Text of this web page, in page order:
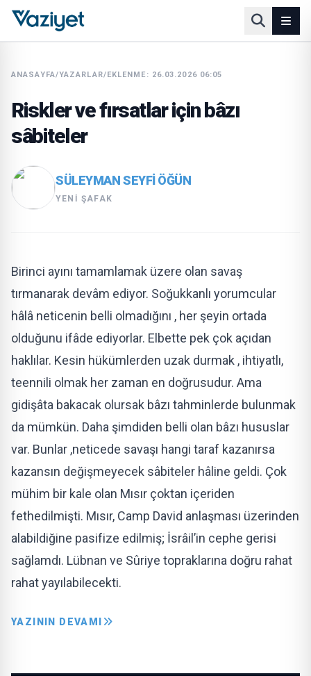
ANASAYFA/YAZARLAR/EKLENME: 26.03.2026 06:05
Riskler ve fırsatlar için bâzı
sâbiteler
SÜLEYMAN SEYFI ÖĞÜN
YENI ŞAFAK
Birinci ayını tamamlamak üzere olan savaş
tırmanarak devâm ediyor. Soğukkanlı yorumcular
hâlâ neticenin belli olmadığını , her şeyin ortada
olduğunu ifâde ediyorlar. Elbette pek çok açıdan
haklılar. Kesin hükümlerden uzak durmak , ihtiyatlı,
teennili olmak her zaman en doğrusudur. Ama
gidişâta bakacak olursak bâzı tahminlerde bulunmak
da mümkün. Daha şimdiden belli olan bâzı hususlar
var. Bunlar ,neticede savaşı hangi taraf kazanırsa
kazansın değişmeyecek sâbiteler hâline geldi. Çok
mühim bir kale olan Mısır çoktan içeriden
fethedilmişti. Mısır, Camp David anlaşması üzerinden
alabildiğine pasifize edilmiş; İsrâil’in cephe gerisi
sağlamdı. Lübnan ve Sûriye topraklarına doğru rahat
rahat yayılabilecekti.
YAZININ DEVAMI